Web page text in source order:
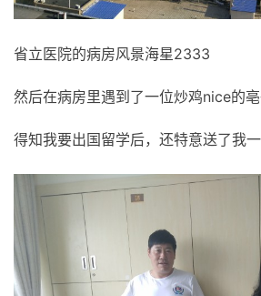
省立医院的病房风景海星2333
然后在病房里遇到了一位炒鸡nice的亳
得知我要出国留学后，还特意送了我